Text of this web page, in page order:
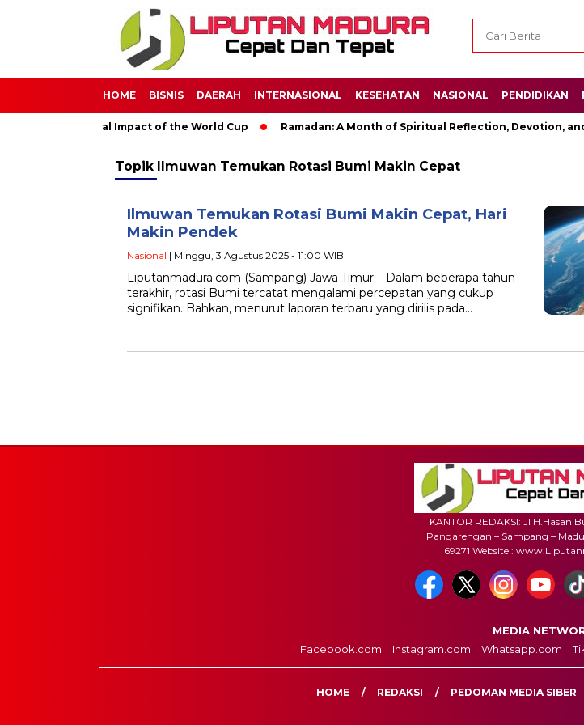
HOME BISNIS DAERAH INTERNASIONAL KESEHATAN NASIONAL PENDIDIKAN
The Global Impact of the World Cup Ramadan: A Month of Spiritual Reflection, Devotion, and
Topik Ilmuwan Temukan Rotasi Bumi Makin Cepat
Ilmuwan Temukan Rotasi Bumi Makin Cepat, Hari
Makin Pendek
Nasional | Minggu, 3 Agustus 2025 - 11:00 WIB
Liputanmadura.com (Sampang) Jawa Timur – Dalam beberapa tahun
terakhir, rotasi Bumi tercatat mengalami percepatan yang cukup
signifikan. Bahkan, menurut laporan terbaru yang dirilis pada…
KANTOR REDAKSI: Jl H.Hasan
Pangarengan – Sampang –
69271 Website :
MEDIA
Facebook.com
Instagram.com Whatsapp.com
HOME REDAKSI PEDOMAN MEDIA SIBER